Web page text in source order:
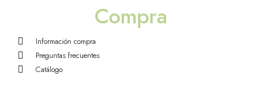
Compra
Información compra
Preguntas frecuentes
Catálogo